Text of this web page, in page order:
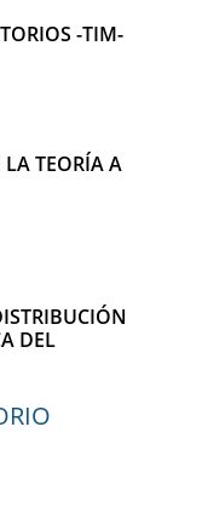
-TIM-
LA TEORÍA A
DEL